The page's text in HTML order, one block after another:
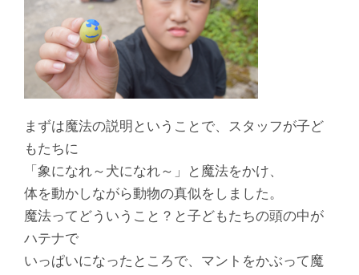
まずは魔法の説明ということで、スタッフが子ど
もたちに
「象になれ～犬になれ～」と魔法をかけ、
体を動かしながら動物の真似をしました。
魔法ってどういうこと？と子どもたちの頭の中が
ハテナで
いっぱいになったところで、マントをかぶって魔